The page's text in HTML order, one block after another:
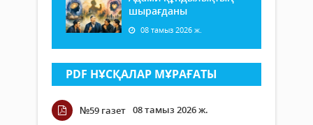
шырағданы
08 тамыз 2026 ж.
PDF НҰСҚАЛАР МҰРАҒАТЫ
№59 газет 08 тамыз 2026 ж.